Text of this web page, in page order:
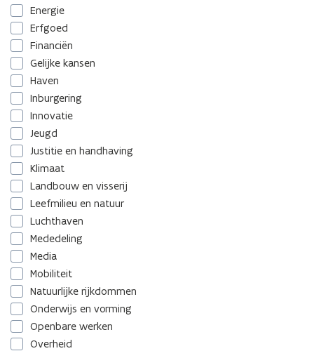
Energie
Erfgoed
Financiën
Gelijke kansen
Haven
Inburgering
Innovatie
Jeugd
Justitie en handhaving
Klimaat
Landbouw en visserij
Leefmilieu en natuur
Luchthaven
Mededeling
Media
Mobiliteit
Natuurlijke rijkdommen
Onderwijs en vorming
Openbare werken
Overheid